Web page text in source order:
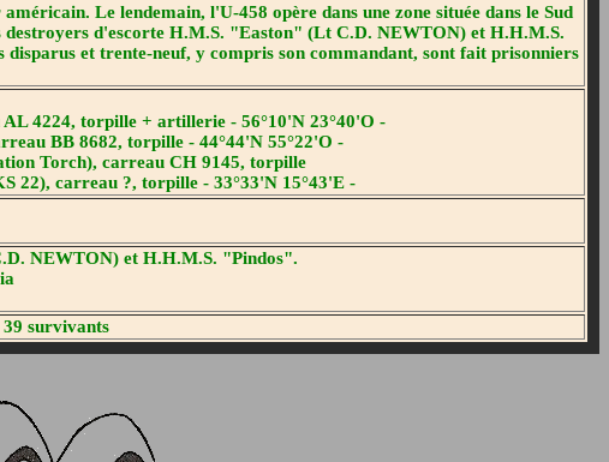
Le lendemain, l'U-458 opère dans une zone située dans le Sud
destroyers d'escorte H.M.S. "Easton" (Lt C.D. NEWTON) et H.H.M.S.
et trente-neuf, y compris son commandant, sont fait prisonniers
4224, torpille + artillerie - 56°10'N 23°40'O -
BB 8682, torpille - 44°44'N 55°22'O -
Torch), carreau CH 9145, torpille
22), carreau ?, torpille - 33°33'N 15°43'E -
NEWTON) et H.H.M.S. "Pindos".
39 survivants